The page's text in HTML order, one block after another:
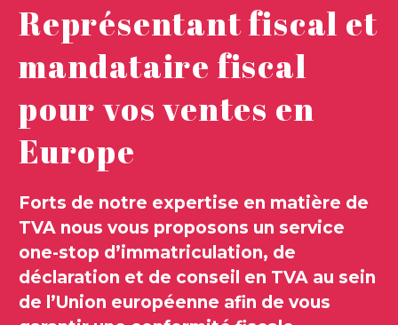
Représentant fiscal et
mandataire fiscal
pour vos ventes en
Europe
Forts de notre expertise en matière de
TVA nous vous proposons un service
one-stop d’immatriculation, de
déclaration et de conseil en TVA au sein
de l’Union européenne afin de vous